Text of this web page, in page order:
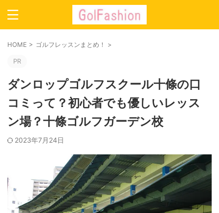
HOME > ゴルフレッスンまとめ！ >
PR
ダンロップゴルフスクール十條の口
コミって？初心者でも優しいレッス
ン場？十條ゴルフガーデン校
2023年7月24日